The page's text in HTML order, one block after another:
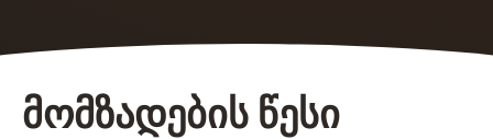
მომზადების წესი